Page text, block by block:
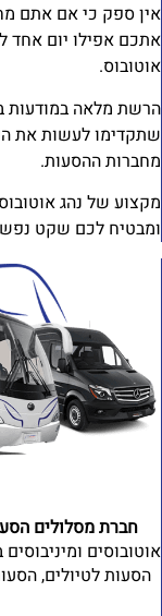
ספק כי אם אתם
אפילו יום אחד
מלאה במודעות
לעשות את
ההסעות.
של נהג
לכם שקט
חברת מסלולים
הסעות לטיולים,